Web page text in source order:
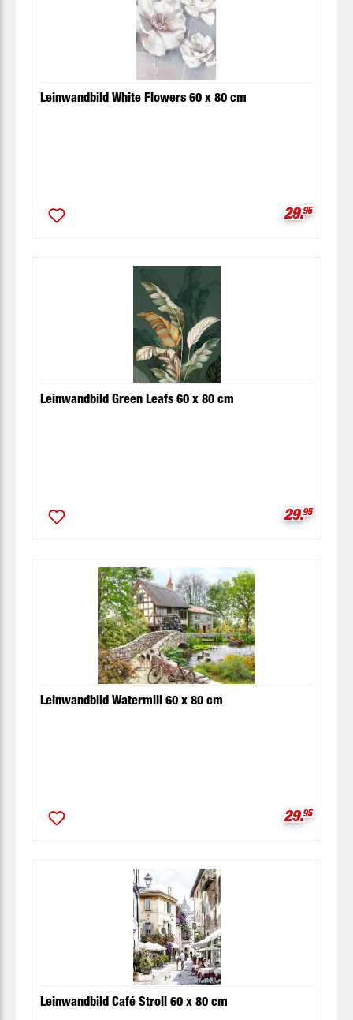
Leinwandbild White Flowers 60 x 80 cm
29.95
Leinwandbild Green Leafs 60 x 80 cm
29.95
Leinwandbild Watermill 60 x 80 cm
29.95
Leinwandbild Café Stroll 60 x 80 cm